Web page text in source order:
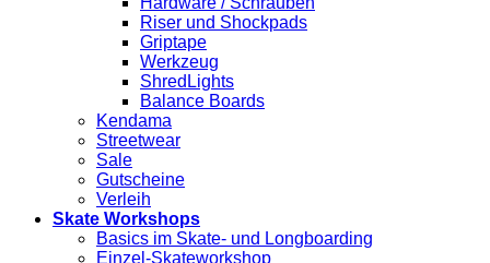
Riser und Shockpads
Griptape
Werkzeug
ShredLights
Balance Boards
Kendama
Streetwear
Sale
Gutscheine
Verleih
Skate Workshops
Basics im Skate- und Longboarding
Einzel-Skateworkshop